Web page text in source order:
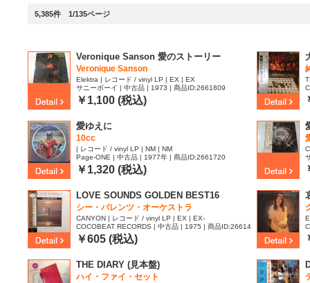
5,385件 1/135ページ
Veronique Sanson 愛のストーリー
Veronique Sanson
Elektra | レコード / vinyl LP | EX | EX
サニーボーイ | 中古品 | 1973 | 商品ID:2661809
￥1,100 (税込)
愛ゆえに
10cc
| レコード / vinyl LP | NM | NM
Page-ONE | 中古品 | 1977年 | 商品ID:2661720
￥1,320 (税込)
LOVE SOUNDS GOLDEN BEST16
シー・バレンツ・オーケストラ
CANYON | レコード / vinyl LP | EX | EX-
COCOBEAT RECORDS | 中古品 | 1975 | 商品ID:26614
20
￥605 (税込)
THE DIARY (見本盤)
ハイ・ファイ・セット